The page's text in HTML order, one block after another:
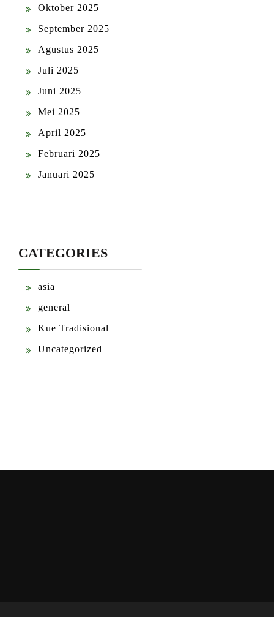
Oktober 2025
September 2025
Agustus 2025
Juli 2025
Juni 2025
Mei 2025
April 2025
Februari 2025
Januari 2025
CATEGORIES
asia
general
Kue Tradisional
Uncategorized